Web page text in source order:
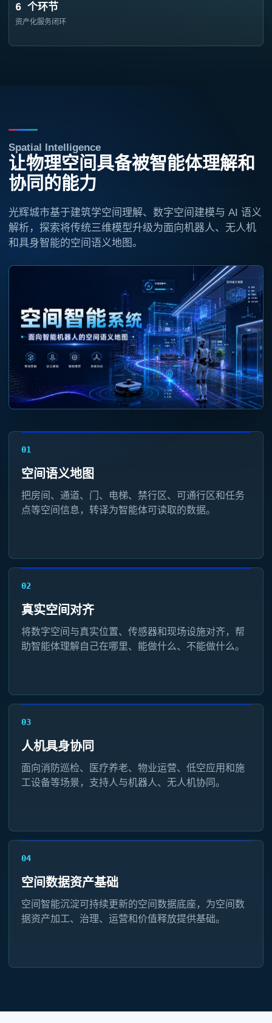
6 个环节
资产化服务闭环
Spatial Intelligence
让物理空间具备被智能体理解和
协同的能力
光辉城市基于建筑学空间理解、数字空间建模与 AI 语义
解析，探索将传统三维模型升级为面向机器人、无人机
和具身智能的空间语义地图。
01
空间语义地图
把房间、通道、门、电梯、禁行区、可通行区和任务
点等空间信息，转译为智能体可读取的数据。
02
真实空间对齐
将数字空间与真实位置、传感器和现场设施对齐，帮
助智能体理解自己在哪里、能做什么、不能做什么。
03
人机具身协同
面向消防巡检、医疗养老、物业运营、低空应用和施
工设备等场景，支持人与机器人、无人机协同。
04
空间数据资产基础
空间智能沉淀可持续更新的空间数据底座，为空间数
据资产加工、治理、运营和价值释放提供基础。